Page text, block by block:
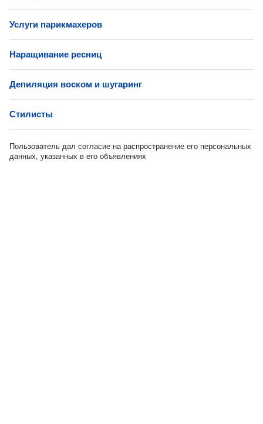
Услуги парикмахеров
Наращивание ресниц
Депиляция воском и шугаринг
Стилисты
Пользователь дал согласие на распространение его персональных
данных, указанных в его объявлениях